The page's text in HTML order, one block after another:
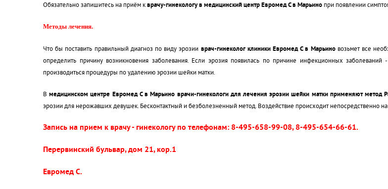
Обязательно запишитесь на приём кврачу-гинекологу в медицинский центр Евромед С в Марьино при появлении
Методы лечения.
Что бы поставить правильный диагноз по виду эрозии врач-гинеколог клиники Евромед С в Марьино возьмет все
определить причину возникновения заболевания. Если эрозия появилась по причине инфекционных
производиться процедуры по удалению эрозии шейки матки.
В медицинском центре Евромед С в Марьино врачи-гинекологи для лечения эрозии шейки матки применяют метод
эрозии для нерожавших девушек. Бесконтактный и безболезненный метод. Воздействие происходит непосредственно
Запись на прием к врачу - гинекологу по телефонам: 8-495-658-99-08, 8-495-654-66-61.
Перервинский бульвар, дом 21, кор.1
Евромед С.